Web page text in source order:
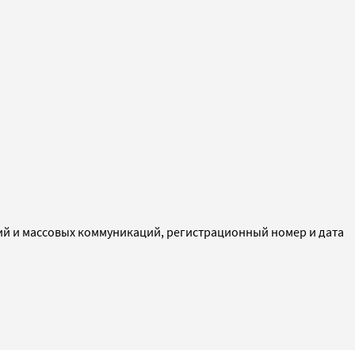
и массовых коммуникаций, регистрационный номер и дата